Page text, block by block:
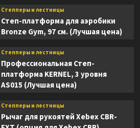
Степперы и лестницы
Степ-платформа для аэробики
Bronze Gym, 97 см. (Лучшая цена)
Степперы и лестницы
Профессиональная Степ-
платформа KERNEL, 3 уровня
AS015 (Лучшая цена)
Степперы и лестницы
Рычаг для рукоятей Xebex CBR-